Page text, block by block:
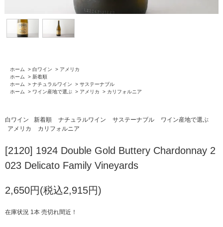
ホーム > 白ワイン > アメリカ
ホーム
> 新着順
ホーム
> ナチュラルワイン > サステーナブル
ホーム
> ワイン産地で選ぶ > アメリカ > カリフォルニア
白ワイン 新着順 ナチュラルワイン サステーナブル
ワイン産地で選ぶ
アメリカ
カリフォルニア
[2120] 1924 Double Gold Buttery Chardonnay 2
023 Delicato Family Vineyards
2,650円(税込2,915円)
在庫状況 1本 売切れ間近！